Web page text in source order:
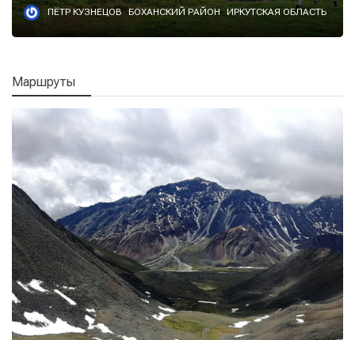
ПЁТР КУЗНЕЦОВ БОХАНСКИЙ РАЙОН ИРКУТСКАЯ ОБЛАСТЬ
Маршруты